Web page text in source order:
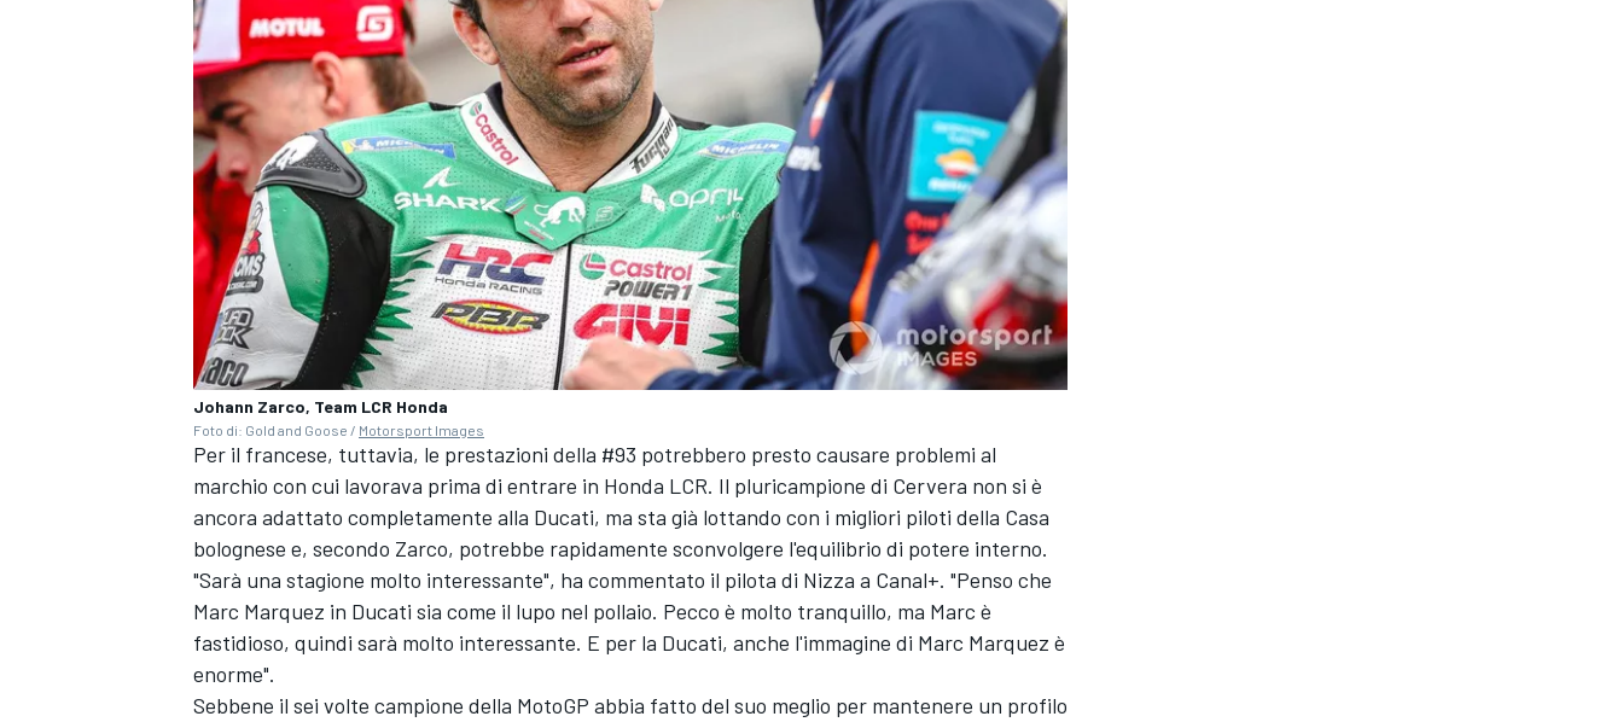
ENDURANCE/GT
MONOMARCA
Johann Zarco, Team LCR Honda
Foto di: Gold and Goose / Motorsport Images
Per il francese, tuttavia, le prestazioni della #93 potrebbero presto causare problemi al
marchio con cui lavorava prima di entrare in Honda LCR. Il pluricampione di Cervera non si è
ancora adattato completamente alla Ducati, ma sta già lottando con i migliori piloti della Casa
bolognese e, secondo Zarco, potrebbe rapidamente sconvolgere l'equilibrio di potere interno.
"Sarà una stagione molto interessante", ha commentato il pilota di Nizza a Canal+. "Penso che
Marc Marquez in Ducati sia come il lupo nel pollaio. Pecco è molto tranquillo, ma Marc è
fastidioso, quindi sarà molto interessante. E per la Ducati, anche l'immagine di Marc Marquez è
enorme".
Sebbene il sei volte campione della MotoGP abbia fatto del suo meglio per mantenere un profilo